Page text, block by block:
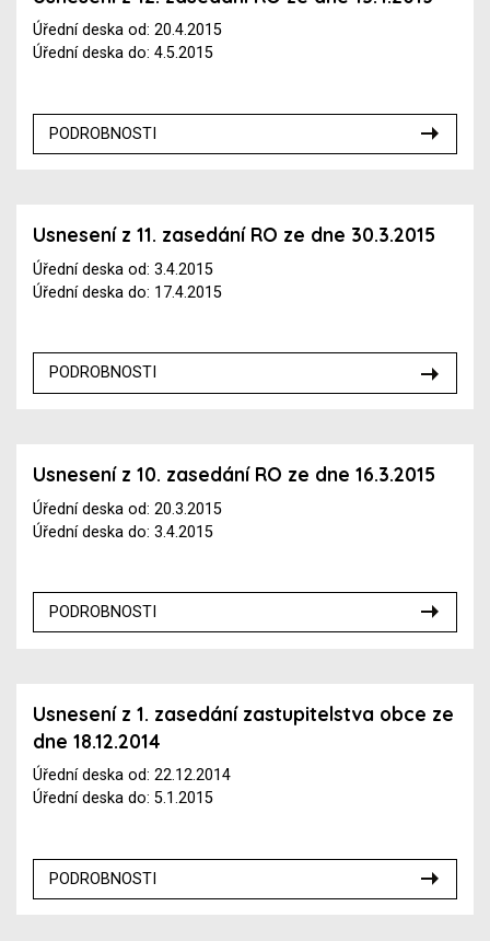
Úřední deska od: 20.4.2015
Úřední deska do: 4.5.2015
PODROBNOSTI
Usnesení z 11. zasedání RO ze dne 30.3.2015
Úřední deska od: 3.4.2015
Úřední deska do: 17.4.2015
PODROBNOSTI
Usnesení z 10. zasedání RO ze dne 16.3.2015
Úřední deska od: 20.3.2015
Úřední deska do: 3.4.2015
PODROBNOSTI
Usnesení z 1. zasedání zastupitelstva obce ze
dne 18.12.2014
Úřední deska od: 22.12.2014
Úřední deska do: 5.1.2015
PODROBNOSTI